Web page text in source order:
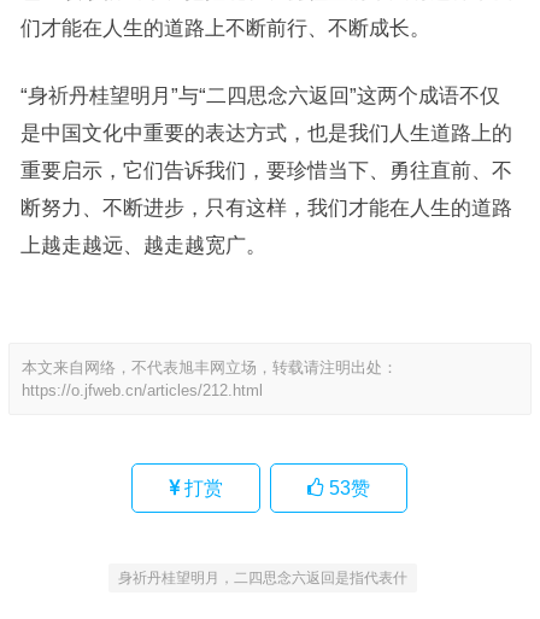
们才能在人生的道路上不断前行、不断成长。
“身祈丹桂望明月”与“二四思念六返回”这两个成语不仅
是中国文化中重要的表达方式，也是我们人生道路上的
重要启示，它们告诉我们，要珍惜当下、勇往直前、不
断努力、不断进步，只有这样，我们才能在人生的道路
上越走越远、越走越宽广。
本文来自网络，不代表旭丰网立场，转载请注明出处：
https://o.jfweb.cn/articles/212.html
打赏 53赞
身祈丹桂望明月，二四思念六返回是指代表什